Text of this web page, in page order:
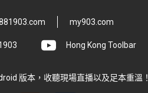
my903.com
Hong Kong Toolbar
版本，收聽現場直播以及足本重溫！